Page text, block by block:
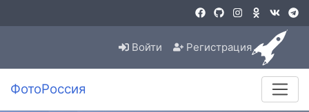
Войти Регистрация
ФотоРоссия